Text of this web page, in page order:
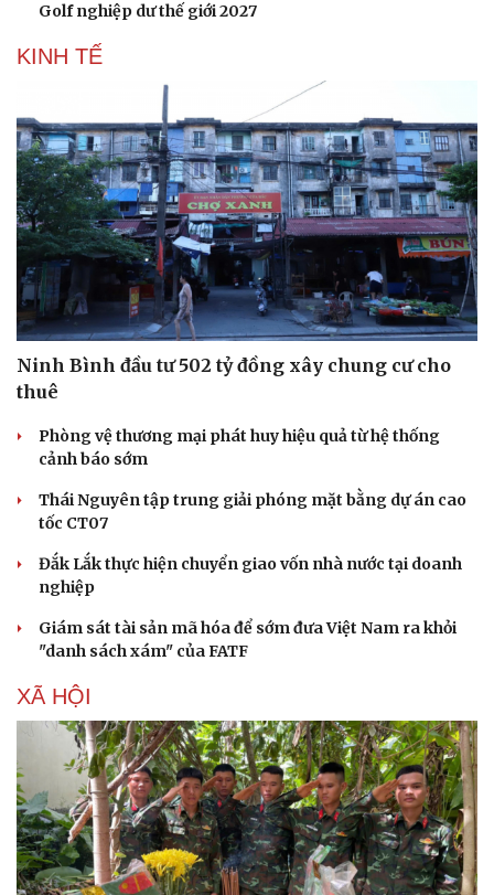
Du lịch
Podcast
Golf nghiệp dư thế giới 2027
KINH TẾ
Ninh Bình đầu tư 502 tỷ đồng xây chung cư cho
thuê
Phòng vệ thương mại phát huy hiệu quả từ hệ thống
cảnh báo sớm
Thái Nguyên tập trung giải phóng mặt bằng dự án cao
tốc CT07
Đắk Lắk thực hiện chuyển giao vốn nhà nước tại doanh
nghiệp
Giám sát tài sản mã hóa để sớm đưa Việt Nam ra khỏi
"danh sách xám" của FATF
XÃ HỘI